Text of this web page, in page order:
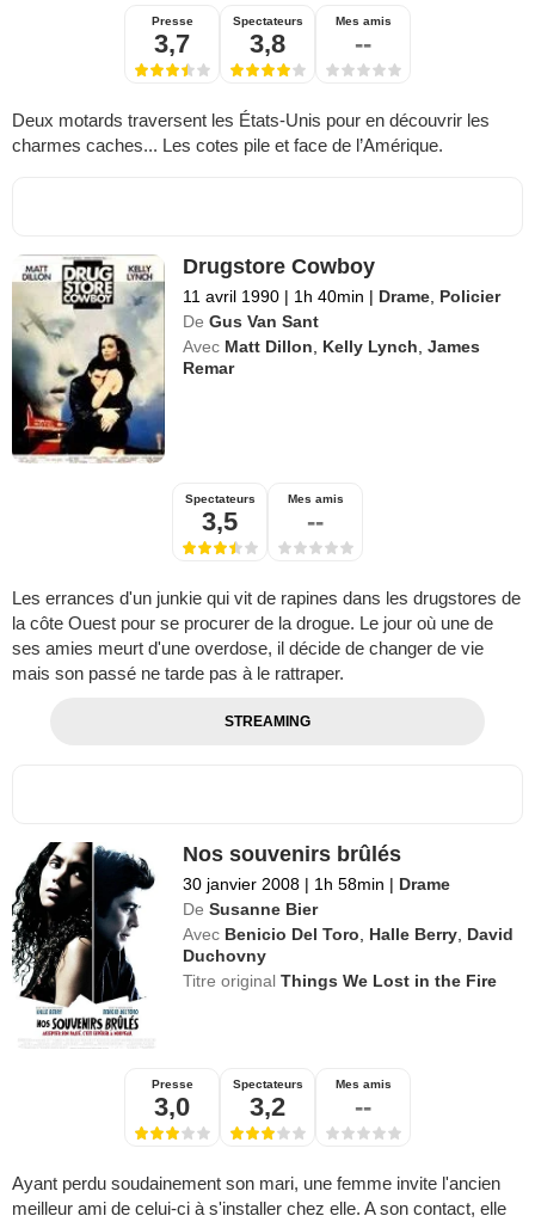
Presse
3,7
Spectateurs
3,8
Mes amis
--
Deux motards traversent les États-Unis pour en découvrir les
charmes caches... Les cotes pile et face de l’Amérique.
Drugstore Cowboy
11 avril 1990 | 1h 40min | Drame, Policier
De Gus Van Sant
Avec Matt Dillon, Kelly Lynch,James
Remar
Spectateurs
3,5
Mes amis
--
Les errances d'un junkie qui vit de rapines dans les drugstores de
la côte Ouest pour se procurer de la drogue. Le jour où une de
ses amies meurt d'une overdose, il décide de changer de vie
mais son passé ne tarde pas à le rattraper.
STREAMING
Nos souvenirs brûlés
30 janvier 2008 | 1h 58min | Drame
De Susanne Bier
Avec Benicio Del Toro Halle Berry David
Duchovny
Titre originalThings We Lost in the Fire
Presse
3,0
Spectateurs
3,2
Mes amis
--
Ayant perdu soudainement son mari, une femme invite l'ancien
meilleur ami de celui-ci à s'installer chez elle. A son contact, elle